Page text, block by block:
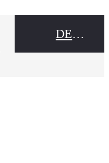
DEALER NAME